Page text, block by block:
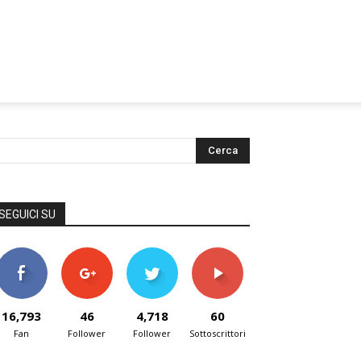
SU
16,793
Fan
46
Follower
4,718
Follower
60
Sottoscrittori